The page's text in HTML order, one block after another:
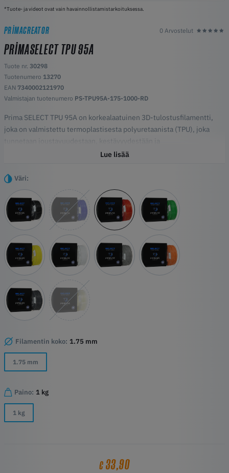
*Tuote- ja videot ovat vain havainnollistamistarkoituksessa.
PRIMACREATOR 0 Arvostelut
PRIMASELECT TPU 95A
Tuote nr. 30298
Tuotenumero 13270
EAN 7340002121970
Valmistajan tuotenumero PS-TPU95A-175-1000-RD
Prima SELECT TPU 95A on korkealaatuinen 3D-tulostusfilamentti,
joka on valmistettu termoplastisesta polyuretaanista (TPU), joka
tunnetaan joustavuudestaan, kestävyydestään ja
iskunkestävyydestään. Kovuus on 95A Shoren asteikolla, joten tämä
välillä, joten se sopii erinomaisesti sovelluksiin, joissa tarvitaan sekä
joustavuutta että kestävyyttä.
Kohokohdat
Helppo käyttää
Täydellinen joustavuuden ja elastisuuden yhdistelmä
Korkea kulutuskestävyys
Lue lisää
Väri:
Filamentin koko: 1.75 mm
1.75 mm
Paino: 1 kg
1 kg
€33,90